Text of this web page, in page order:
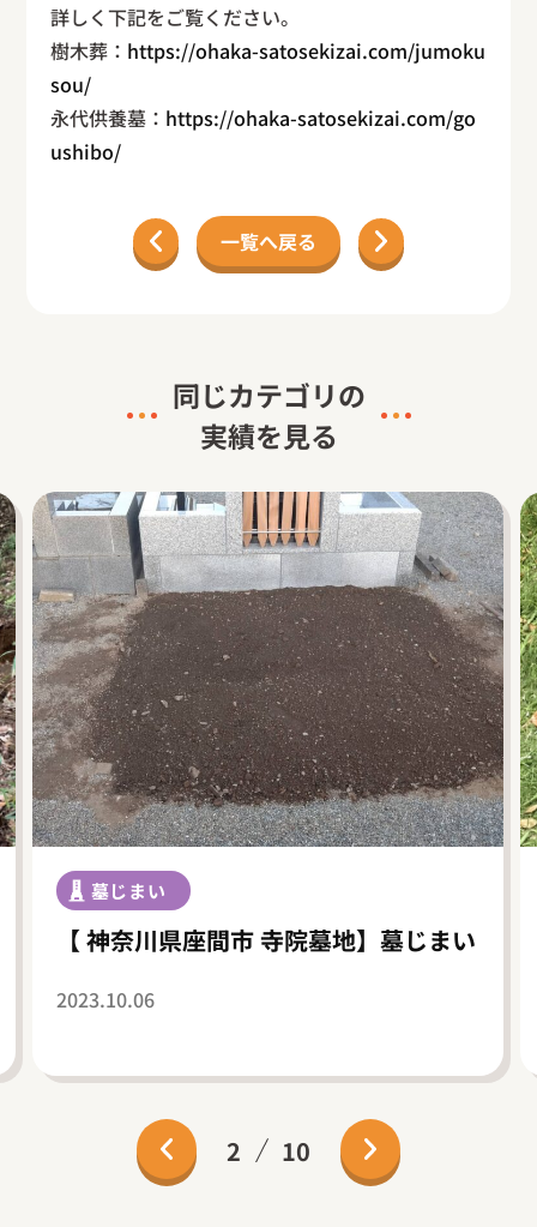
詳しく下記をご覧ください。
樹木葬： https://ohaka-satosekizai.com/jumoku
sou/
永代供養墓： https://ohaka-satosekizai.com/go
ushibo/
一覧へ戻る
同じカテゴリの
実績を見る
墓じまい
【 神奈川県座間市 寺院墓地】墓じまい
2023.10.06
2 10